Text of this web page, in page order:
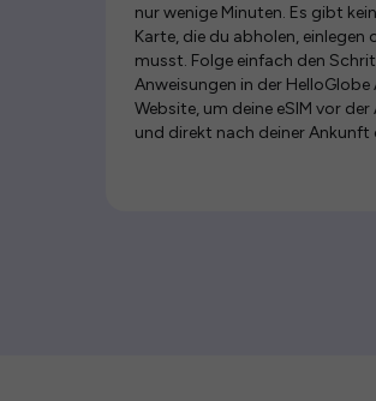
nur wenige Minuten. Es gibt
Karte, die du abholen, einlegen
musst. Folge einfach den
Anweisungen in der
Website, um deine eSIM vor
und direkt nach deiner Ankunft